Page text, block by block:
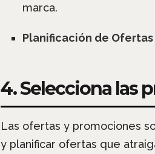
marca.
Planificación de Ofertas
4. Selecciona las
Las ofertas y promociones
y planificar ofertas que